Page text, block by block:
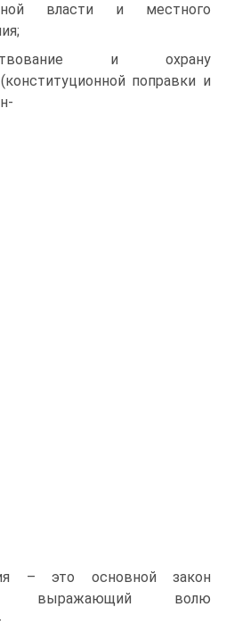
власти и местного
и охрану
поправки и
– это основной закон
выражающий волю